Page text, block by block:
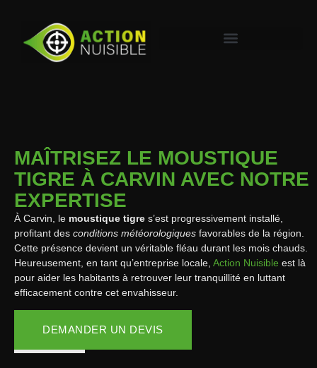
MAÎTRISEZ LE MOUSTIQUE
TIGRE À CARVIN AVEC NOTRE
EXPERTISE
À Carvin, le moustique tigre s’est progressivement installé,
profitant des conditions météorologiques favorables de la région.
Cette présence devient un véritable fléau durant les mois chauds.
Heureusement, en tant qu’entreprise locale, Action Nuisible est là
pour aider les habitants à retrouver leur tranquillité en luttant
efficacement contre cet envahisseur.
DEMANDER UN DEVIS